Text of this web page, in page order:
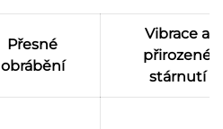
Přesné
obrábění
Vibrace a
přirozené
stárnutí